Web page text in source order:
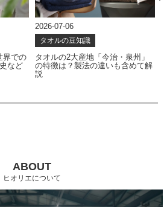
州」
て解
2026-06-24
タオルの豆知識
タオルはどう作られる？使い心地
を左右する製造工程を解説
ABOUT
ヒオリエについて